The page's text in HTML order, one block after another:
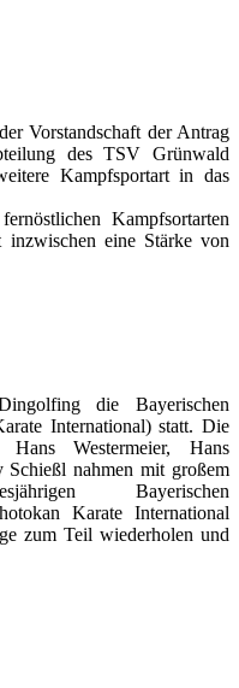
Vorstandschaft der Antrag
des TSV Grünwald
Kampfsportart in das
Kampfsortarten
inzwischen eine Stärke von
die Bayerischen
International) statt. Die
Westermeier, Hans
nahmen mit großem
Bayerischen
Karate International
zum Teil wiederholen und